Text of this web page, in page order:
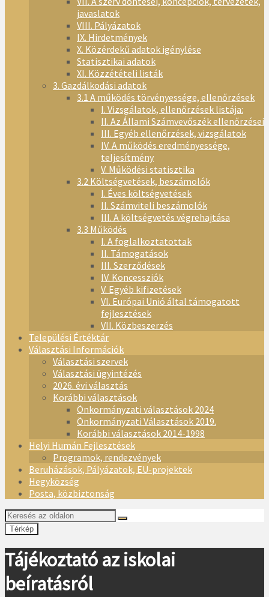
javaslatok
VIII. Pályázatok
IX. Hirdetmények
X. Közérdekű adatok igénylése
Statisztikai adatok
XI. Közzétételi listák
3. Gazdálkodási adatok
3.1 A működés törvényessége, ellenőrzések
I. Vizsgálatok, ellenőrzések listája:
II. Az Állami Számvevőszék ellenőrzései
III. Egyéb ellenőrzések, vizsgálatok
IV. A működés eredményessége,
teljesítmény
V. Működési statisztika
3.2 Költségvetések, beszámolók
I. Éves költségvetések
II. Számviteli beszámolók
III. A költségvetés végrehajtása
3.3 Működés
I. A foglalkoztatottak
II. Támogatások
III. Szerződések
IV. Koncessziók
V. Egyéb kifizetések
VI. Európai Unió által támogatott
fejlesztések
VII. Közbeszerzés
Települési Értéktár
Választási Információk
Választási szervek
Választási ügyintézés
2026. évi választás
Korábbi választások
Önkormányzati választások 2024
Önkormányzati Választások 2019.
Korábbi választások 2014-1998
Helyi Humán Fejlesztések
Programok, rendezvények
Beruházások, Pályázatok, EU-projektek
Hegyközség
Posta, közbiztonság
Térkép
Tájékoztató az iskolai
beíratásról